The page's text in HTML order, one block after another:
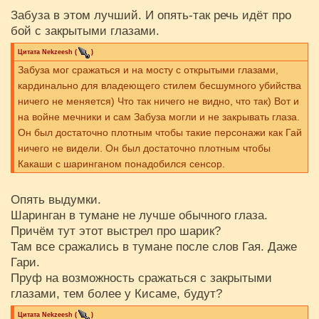
Забуза в этом лучший. И опять-так речь идёт про
бой с закрытыми глазами.
Цитата Nekzeesh ( )
Забуза мог сражаться и на мосту с открытыми глазами,
кардинально для владеющего стилем бесшумного убийства
ничего не меняется) Что так ничего не видно, что так) Вот и
на войне мечники и сам Забуза могли и не закрывать глаза.
Он был достаточно плотным чтобы такие персонажи как Гай
ничего не видели. Он был достаточно плотным чтобы
Какаши с шаринганом понадобился сенсор.
Опять выдумки.
Шаринган в тумане не лучше обычного глаза.
Причём тут этот выстрел про шарик?
Там все сражались в тумане после слов Гая. Даже
Гари.
Пруф на возможность сражаться с закрытыми
глазами, тем более у Кисаме, будут?
Цитата Nekzeesh ( )